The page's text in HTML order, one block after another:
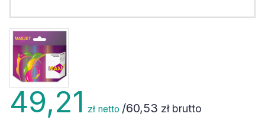
49,21 zł netto /60,53 zł brutto